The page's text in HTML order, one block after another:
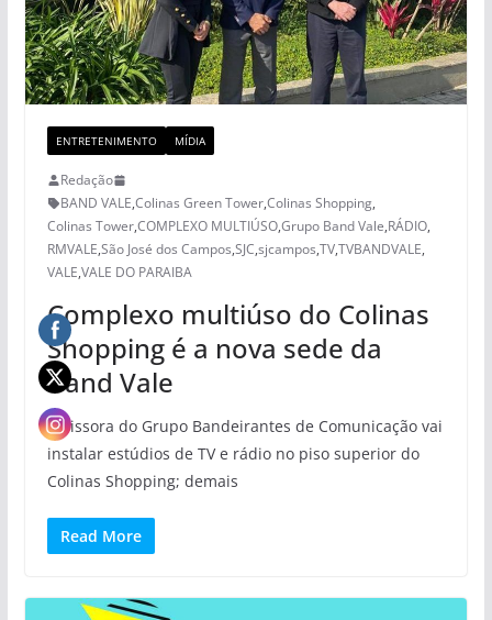
ENTRETENIMENTO MÍDIA
Redação
BAND VALE,Colinas Green Tower,Colinas Shopping,
Colinas Tower,COMPLEXO MULTIÚSO,Grupo Band Vale,RÁDIO,
RMVALE,São José dos Campos,SJC,sjcampos,TV,TVBANDVALE,
VALE,VALE DO PARAIBA
Complexo multiúso do Colinas
Shopping é a nova sede da
Band Vale
Emissora do Grupo Bandeirantes de Comunicação vai
instalar estúdios de TV e rádio no piso superior do
Colinas Shopping; demais
Read More